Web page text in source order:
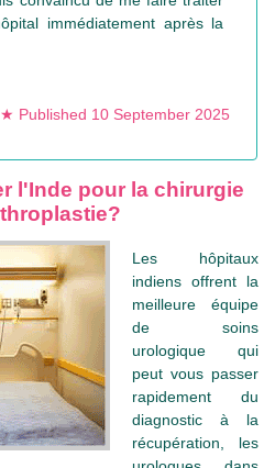
immédiatement après la
10 September 2025
l'Inde pour la chirurgie
Les hôpitaux
indiens offrent la
meilleure équipe
de soins
urologique qui
peut vous passer
rapidement du
diagnostic à la
récupération, les